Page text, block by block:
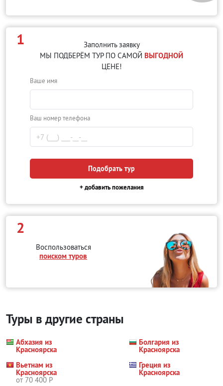
1
Заполнить заявку
МЫ ПОДБЕРЁМ ТУР ПО САМОЙ ВЫГОДНОЙ
ЦЕНЕ!
Ваше имя
Ваш номер телефона
Подобрать тур
+ добавить пожелания
2
Воспользоваться
поиском туров
Туры в другие страны
Абхазия из
Красноярска
Болгария из
Красноярска
Вьетнам из
Красноярска
от 70 400 Р
Греция из
Красноярска